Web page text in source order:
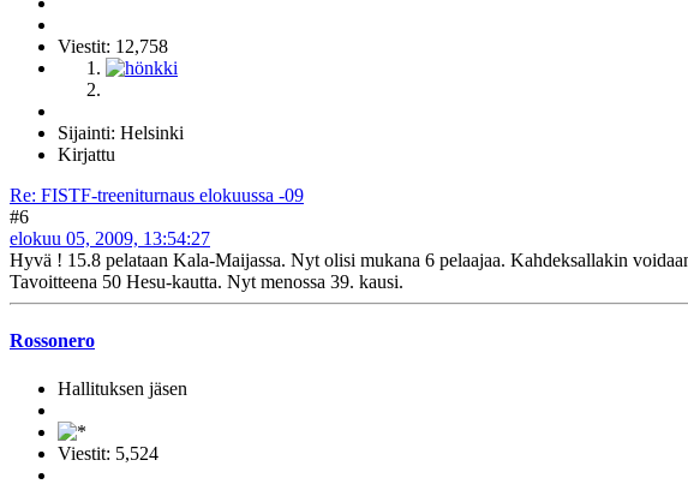
Viestit: 12,758
Sijainti: Helsinki
Kirjattu
Re: FISTF-treeniturnaus elokuussa -09
#6
elokuu 05, 2009, 13:54:27
Hyvä ! 15.8 pelataan Kala-Maijassa. Nyt olisi mukana 6 pelaajaa. Kahdeksallakin
Tavoitteena 50 Hesu-kautta. Nyt menossa 39. kausi.
Rossonero
Hallituksen jäsen
Viestit: 5,524